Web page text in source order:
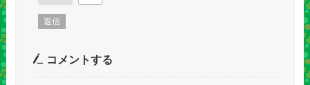
返信
コメントする